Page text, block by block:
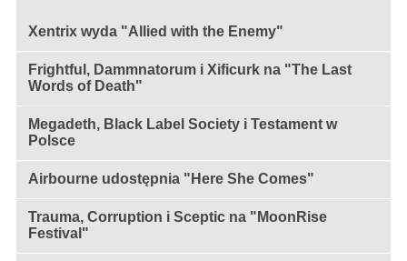
Xentrix wyda "Allied with the Enemy"
Frightful, Dammnatorum i Xificurk na "The Last
Words of Death"
Megadeth, Black Label Society i Testament w
Polsce
Airbourne udostępnia "Here She Comes"
Trauma, Corruption i Sceptic na "MoonRise
Festival"